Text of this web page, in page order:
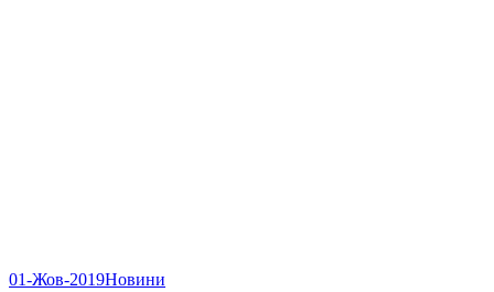
01-Жов-2019Новини